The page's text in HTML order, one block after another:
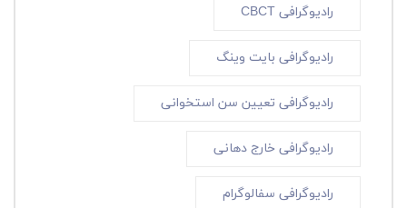
رادیوگرافی CBCT
رادیوگرافی بایت وینگ
رادیوگرافی تعیین سن استخوانی
رادیوگرافی خارج دهانی
رادیوگرافی سفالوگرام